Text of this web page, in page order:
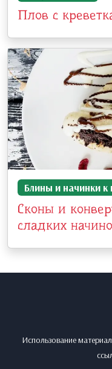
Плов с
Блины и начинки к
Сконы и
сладких
Использование